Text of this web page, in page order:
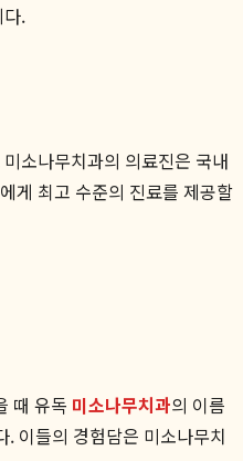
.
소나무치과의 의료진은 국내
게 최고 수준의 진료를 제공할
때 유독 미소나무치과의 이름
이들의 경험담은 미소나무치